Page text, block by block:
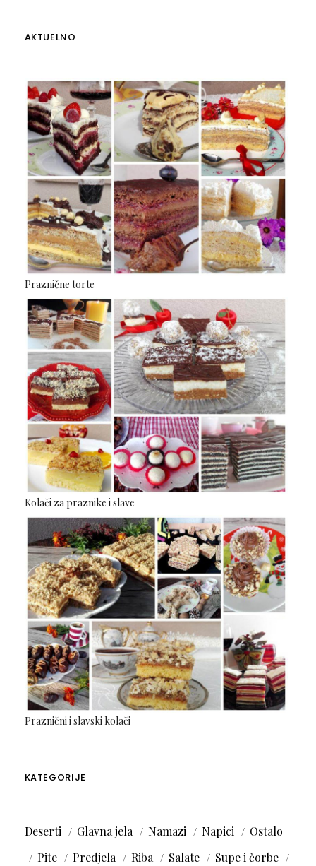
AKTUELNO
Praznične torte
Kolači za praznike i slave
Praznični i slavski kolači
KATEGORIJE
Deserti Glavna jela Namazi Napici
Ostalo
Pite
Predjela Riba Salate
Supe i čorbe